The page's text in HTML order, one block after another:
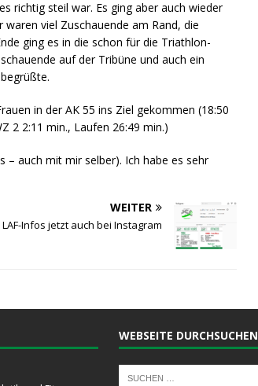
richtig steil war. Es ging aber auch wieder
viel Zuschauende am Rand, die
ging es in die schon für die Triathlon-
auf der Tribüne und auch ein
in der AK 55 ins Ziel gekommen (18:50
2 2:11 min., Laufen 26:49 min.)
– auch mit mir selber). Ich habe es sehr
WEITER
LAF-Infos jetzt auch bei Instagram
WEBSEITE DURCHSUCHEN